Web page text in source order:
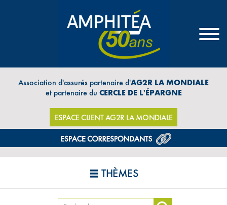
Association d'assurés partenaire d'AG2R LA MONDIALE
et partenaire du CERCLE DE L'ÉPARGNE
ESPACE CLIENT AG2R LA MONDIALE
THÈMES